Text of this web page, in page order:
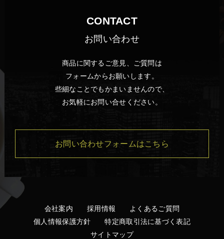
CONTACT
お問い合わせ
商品に関するご意見、ご質問は
フォームからお願いします。
些細なことでもかまいませんので、
お気軽にお問い合せください。
お問い合わせフォームはこちら
会社案内 採用情報
よくあるご質問
個人情報保護方針
特定商取引法に基づく表記
サイトマップ